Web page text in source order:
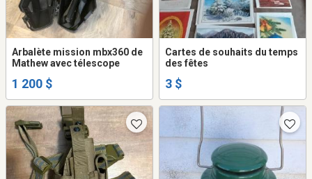
Arbalète mission mbx360 de
Mathew avec télescope
1 200 $
Cartes de souhaits du temps
des fêtes
3 $